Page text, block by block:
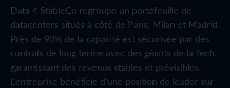
Data 4 StableCo regroupe un portefeuille de
datacenters situés à côté de Paris, Milan et Madrid.
Près de 90% de la capacité est sécurisée par des
contrats de long terme avec des géants de la Tech,
garantissant des revenus stables et prévisibles.
L’entreprise bénéficie d’une position de leader sur